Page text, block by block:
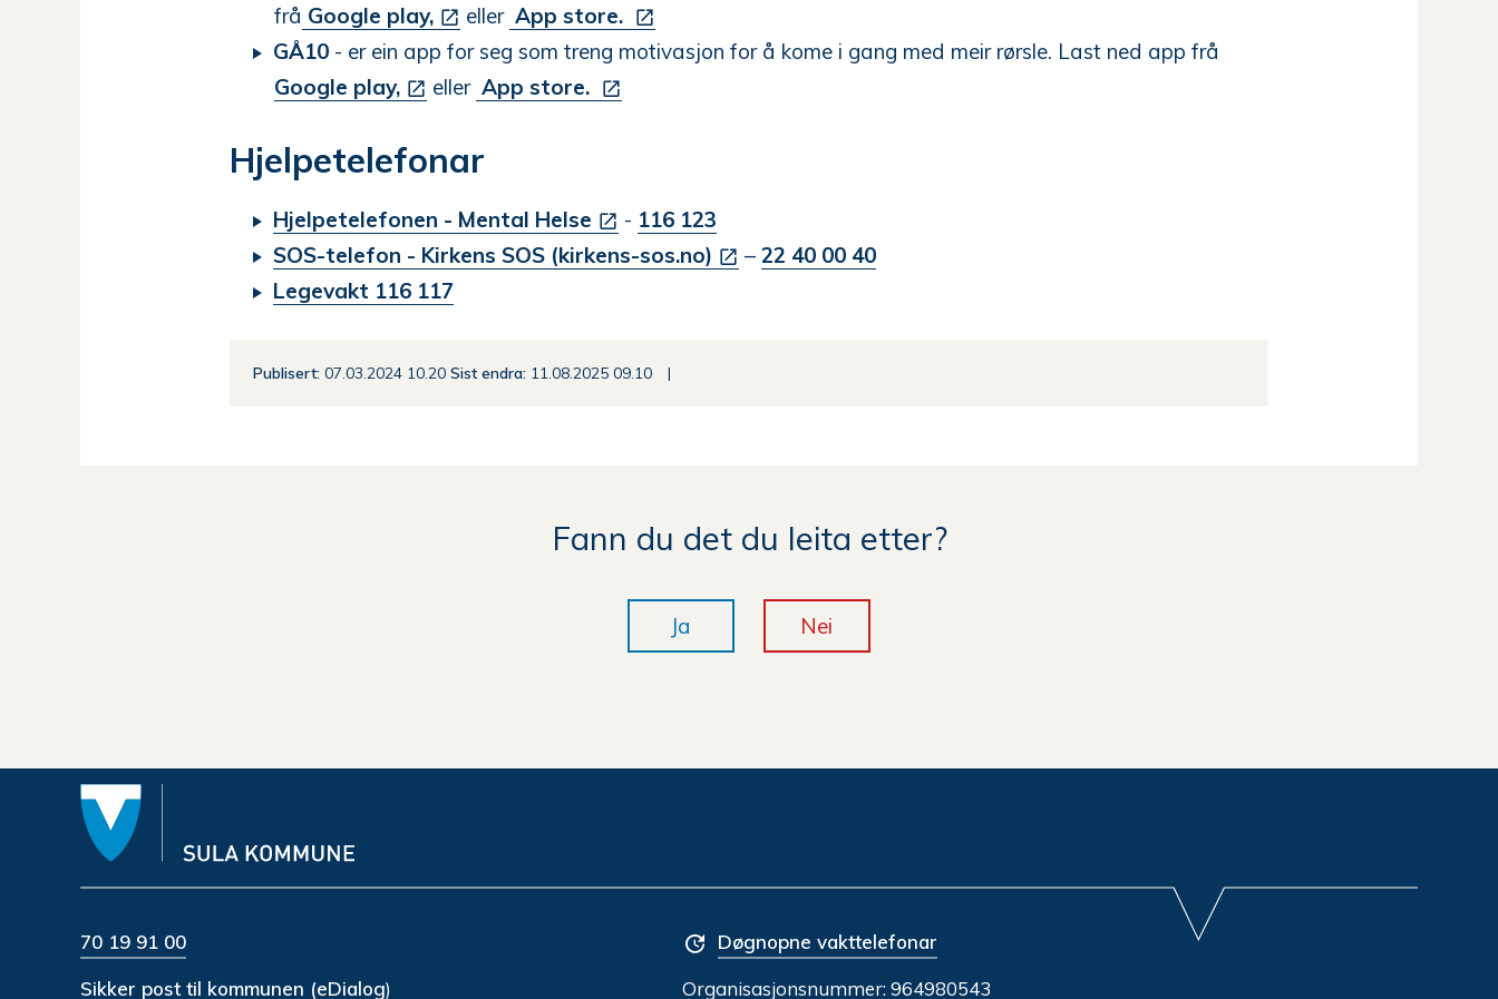
frå Google play, eller App store.
GÅ10 - er ein app for seg som treng motivasjon for å kome i gang med meir rørsle. Last ned app frå
Google play,
eller App store.
Hjelpetelefonar
Hjelpetelefonen - Mental Helse - 116 123
SOS-telefon - Kirkens SOS (kirkens-sos.no)
– 22 40 00 40
Legevakt 116 117
Publisert 07.03.2024 10.20 Sist endra 11.08.2025 09.10
Fann du det du leita etter?
Ja Nei
70 19 91 00
Sikker post til kommunen (eDialog)
Døgnopne vakttelefonar
Organisasjonsnummer:964980543